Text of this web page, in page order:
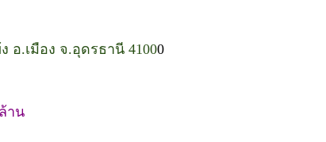
อ.เมือง จ.อุดรธานี 41000
าน